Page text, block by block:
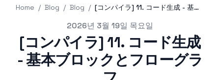
Home / Blog / Blog / [コンパイラ] 11. コード生成 - 基本ブロックとフローグラフ
2026년 3월 19일 목요일
[コンパイラ] 11. コード生成
- 基本ブロックとフローグラ